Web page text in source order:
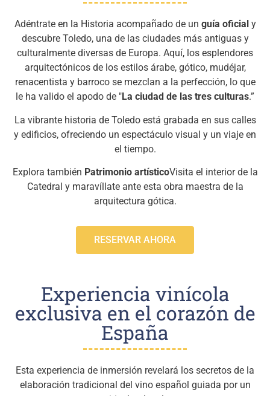
Adéntrate en la Historia acompañado de un guía oficial y
descubre Toledo, una de las ciudades más antiguas y
culturalmente diversas de Europa. Aquí, los esplendores
arquitectónicos de los estilos árabe, gótico, mudéjar,
renacentista y barroco se mezclan a la perfección, lo que
le ha valido el apodo de "La ciudad de las tres culturas.”
La vibrante historia de Toledo está grabada en sus calles
y edificios, ofreciendo un espectáculo visual y un viaje en
el tiempo.
Explora también Patrimonio artísticoVisita el interior de la
Catedral y maravíllate ante esta obra maestra de la
arquitectura gótica.
RESERVAR AHORA
Experiencia vinícola
exclusiva en el corazón de
España
Esta experiencia de inmersión revelará los secretos de la
elaboración tradicional del vino español guiada por un